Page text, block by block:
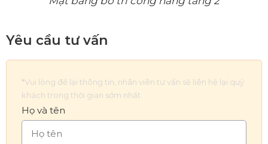
Yêu cầu tư vấn
*Vui lòng để lại thông tin, nhân viên tư vấn sẽ liên hệ lại quý
khách trong thời gian sớm nhất
Họ và tên